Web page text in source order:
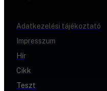
Adatkezelési tájékoztató
Impresszum
Hír
Cikk
Teszt